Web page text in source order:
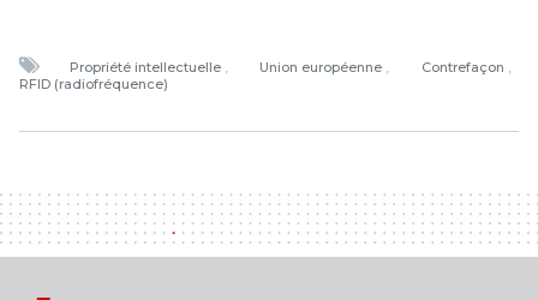
Propriété intellectuelle Union européenne
Contrefaçon
RFID (radiofréquence)